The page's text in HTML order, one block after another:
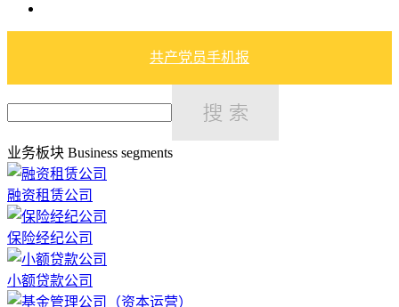
共产党员手机报
业务板块 Business segments
融资租赁公司
保险经纪公司
小额贷款公司